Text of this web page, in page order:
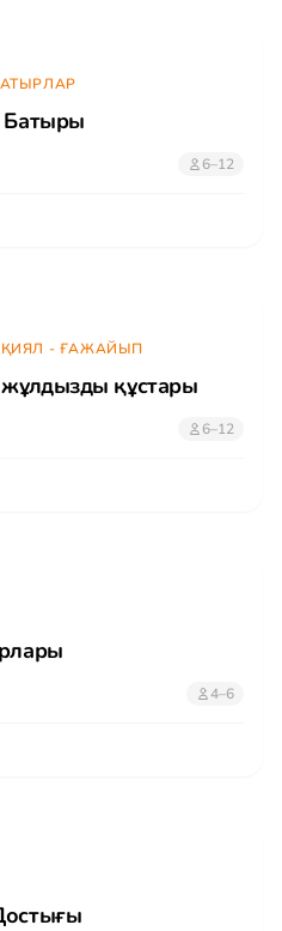
Батыры
6–12
ҚИЯЛ - ҒАЖАЙЫП
құстары
6–12
4–6